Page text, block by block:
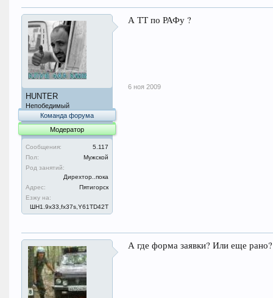
HUNTER
Непобедимый
Команда форума
Модератор
Сообщения:
5.117
Пол:
Мужской
Род занятий:
Дирехтор..пока
Адрес:
Пятигорск
Езжу на:
ШН1.9x33,fx37s,Y61TD42T
А ТТ по РАФу ?
6 ноя 2009
А где форма заявки? Или еще